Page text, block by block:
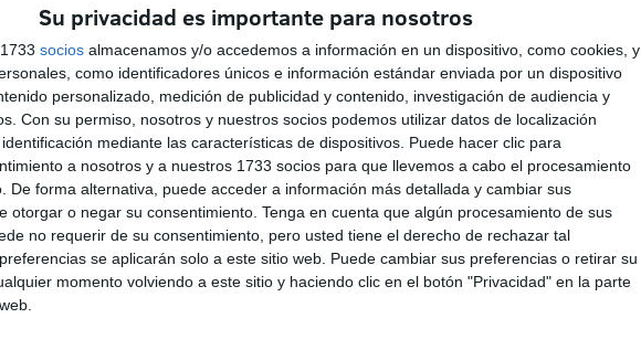
Su privacidad es importante para nosotros
socios almacenamos y/o accedemos a información en un dispositivo, como cookies, y
como identificadores únicos e información estándar enviada por un dispositivo
personalizado, medición de publicidad y contenido, investigación de audiencia y
Con su permiso, nosotros y nuestros socios podemos utilizar datos de localización
mediante las características de dispositivos. Puede hacer clic para
a nosotros y a nuestros 1733 socios para que llevemos a cabo el procesamiento
De forma alternativa, puede acceder a información más detallada y cambiar sus
otorgar o negar su consentimiento. Tenga en cuenta que algún procesamiento de sus
no requerir de su consentimiento, pero usted tiene el derecho de rechazar tal
se aplicarán solo a este sitio web. Puede cambiar sus preferencias o retirar su
momento volviendo a este sitio y haciendo clic en el botón "Privacidad" en la parte
en este lugar
Estamosabandonados a nuestra suerte”, lamentan